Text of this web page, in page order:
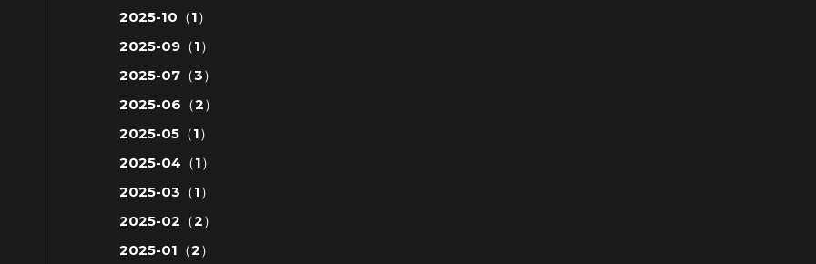
2025-10（1）
2025-09（1）
2025-07（3）
2025-06（2）
2025-05（1）
2025-04（1）
2025-03（1）
2025-02（2）
2025-01（2）